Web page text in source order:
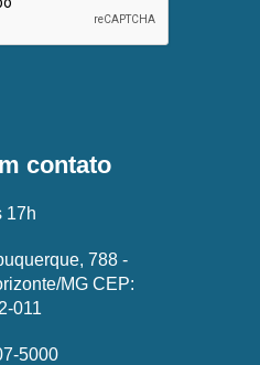
contato
17h
788 -
MG CEP:
011
5000